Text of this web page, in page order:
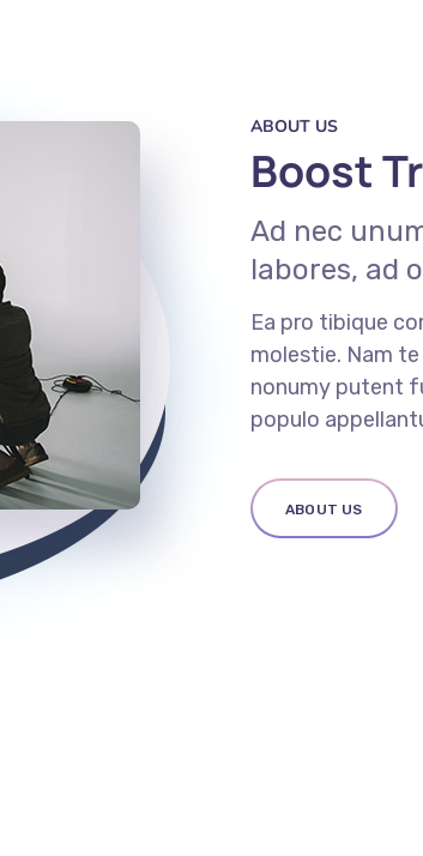
ABOUT US
Boost
Ad nec
labores, ad
Ea pro tibique
molestie. Nam
nonumy putent
populo
ABOUT US